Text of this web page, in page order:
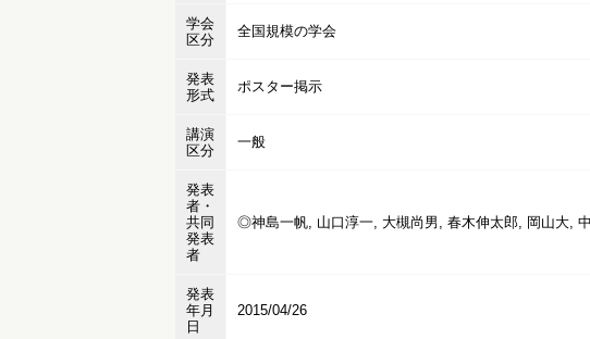
学会
区分
全国規模の学会
発表
形式
ポスター掲示
講演
区分
一般
発表
者・
共同
発表
者
◎神島一帆, 山口淳一, 大槻尚男, 春木伸太郎, 岡山大,
発表
年月
日
2015/04/26